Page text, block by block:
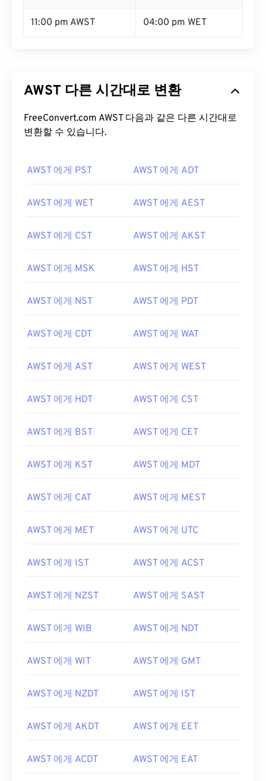
11:00 pm AWST 04:00 pm WET
AWST 다른 시간대로 변환
FreeConvert.com AWST 다음과 같은 다른 시간대로
변환할 수 있습니다.
AWST 에게 PST AWST 에게 ADT
AWST 에게 WET AWST 에게 AEST
AWST 에게 CST AWST 에게 AKST
AWST 에게 MSK AWST 에게 HST
AWST 에게 NST AWST 에게 PDT
AWST 에게 CDT AWST 에게 WAT
AWST 에게 AST AWST 에게 WEST
AWST 에게 HDT AWST 에게 CST
AWST 에게 BST AWST 에게 CET
AWST 에게 KST AWST 에게 MDT
AWST 에게 CAT AWST 에게 MEST
AWST 에게 MET AWST 에게 UTC
AWST 에게 IST AWST 에게 ACST
AWST 에게 NZST AWST 에게 SAST
AWST 에게 WIB AWST 에게 NDT
AWST 에게 WIT AWST 에게 GMT
AWST 에게 NZDT AWST 에게 IST
AWST 에게 AKDT AWST 에게 EET
AWST 에게 ACDT AWST 에게 EAT